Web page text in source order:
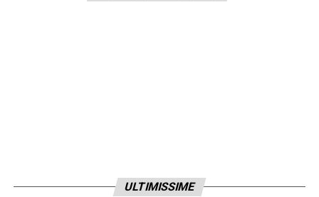
filosofia. In questo modo si evita di dover
ULTIMISSIME